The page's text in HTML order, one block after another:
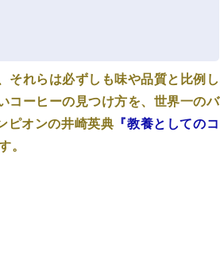
それらは必ずしも味や品質と比例し
コーヒーの見つけ方を、世界一のバ
ピオンの井崎英典 『教養としてのコ
。